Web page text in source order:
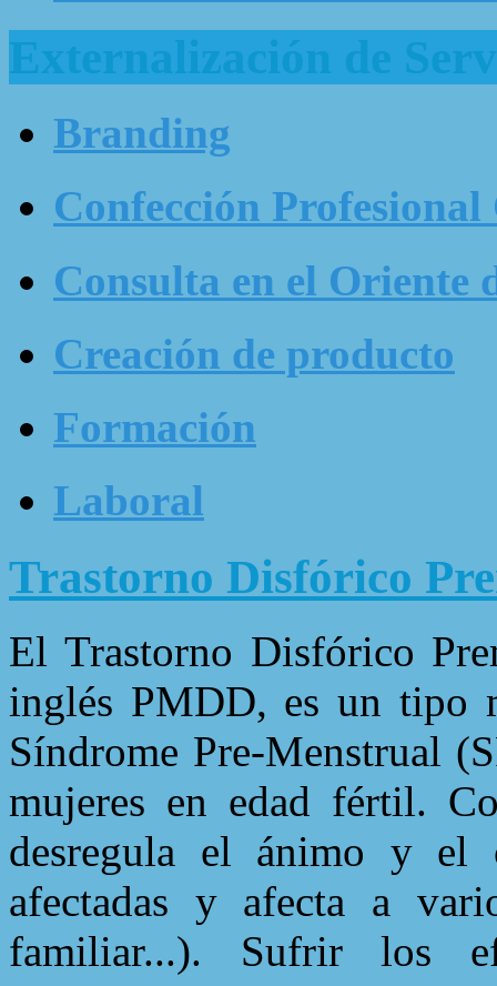
Externalización de
Branding
Confección Profesional
Consulta en el Oriente
Creación de producto
Formación
Laboral
Trastorno Disfórico
El Trastorno Disfórico
inglés PMDD, es un tipo
Síndrome Pre-Menstrual
mujeres en edad fértil.
desregula el ánimo y el
afectadas y afecta a
familiar...). Sufrir los